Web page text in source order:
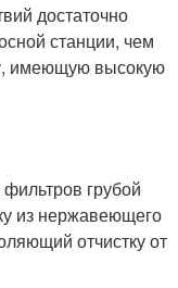
достаточно
станции, чем
имеющую высокую
грубой
из нержавеющего
отчистку от